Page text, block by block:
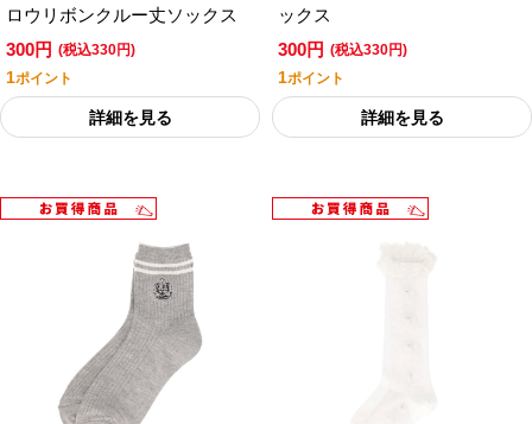
ロウリボンクルー丈ソックス
300円 (税込330円)
1ポイント
詳細を見る
ックス
300円 (税込330円)
1ポイント
詳細を見る